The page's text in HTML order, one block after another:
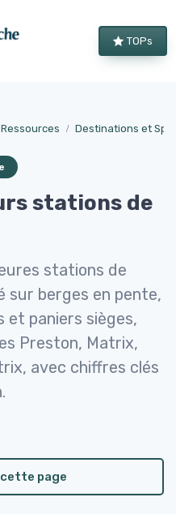
TOPs
Destinations et
stations de
stations de
sur berges en pente,
et paniers sièges,
Preston, Matrix,
avec chiffres clés
page